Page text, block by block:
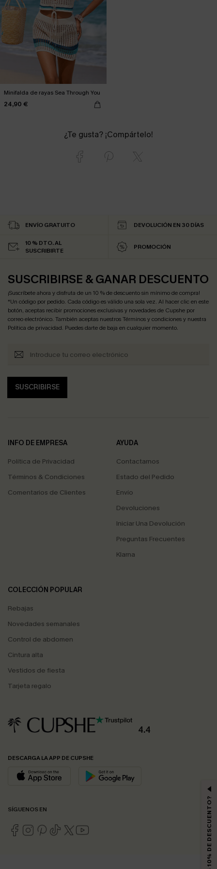
Minifalda de rayas Sea Through You
24,90 €
¿Te gusta? ¡Compártelo!
ENVÍO GRATUITO DEVOLUCIÓN EN 30 DÍAS
10 % DTO. AL
SUSCRIBIRTE
PROMOCIÓN
SUSCRIBIRSE & GANAR DESCUENTO
¡Suscríbete ahora y disfruta de un 10 % de descuento sin mínimo de compra!
*Un código por pedido. Cada código es válido una sola vez. Al hacer clic en este
botón, aceptas recibir promociones exclusivas y novedades de Cupshe por
correo electrónico. También aceptas nuestrosTérminos y condicionesy nuestra
Política de privacidad. Puedes darte de baja en cualquier momento.
SUSCRIBIRSE
INFO DE EMPRESA
Política de Privacidad
Términos & Condiciones
Comentarios de Clientes
AYUDA
Contactarnos
Estado del Pedido
Envío
Devoluciones
Iniciar Una Devolución
Preguntas Frecuentes
Klarna
COLECCIÓN POPULAR
Rebajas
Novedades semanales
Control de abdomen
Cintura alta
Vestidos de fiesta
Tarjeta regalo
4.4
DESCARGA LA APP DE CUPSHE
SÍGUENOS EN